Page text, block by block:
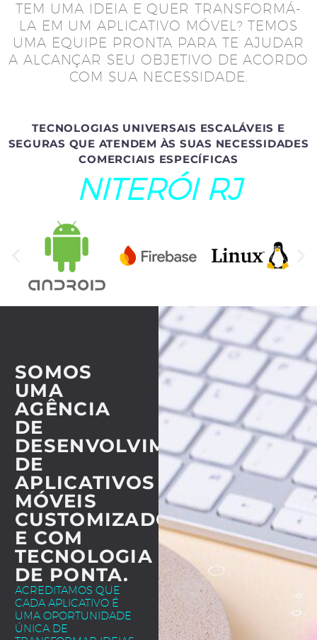
TEM UMA IDEIA E QUER TRANSFORMÁ-
LA EM UM APLICATIVO MÓVEL? TEMOS
UMA EQUIPE PRONTA PARA TE AJUDAR
A ALCANÇAR SEU OBJETIVO DE ACORDO
COM SUA NECESSIDADE.
TECNOLOGIAS UNIVERSAIS ESCALÁVEIS E
SEGURAS QUE ATENDEM ÀS SUAS NECESSIDADES
COMERCIAIS ESPECÍFICAS
NITERÓI RJ
SOMOS
UMA
AGÊNCIA
DE
DESENVOLVIMENTO
DE
APLICATIVOS
MÓVEIS
CUSTOMIZADOS
E COM
TECNOLOGIA
DE PONTA.
ACREDITAMOS QUE
CADA APLICATIVO É
UMA OPORTUNIDADE
ÚNICA DE